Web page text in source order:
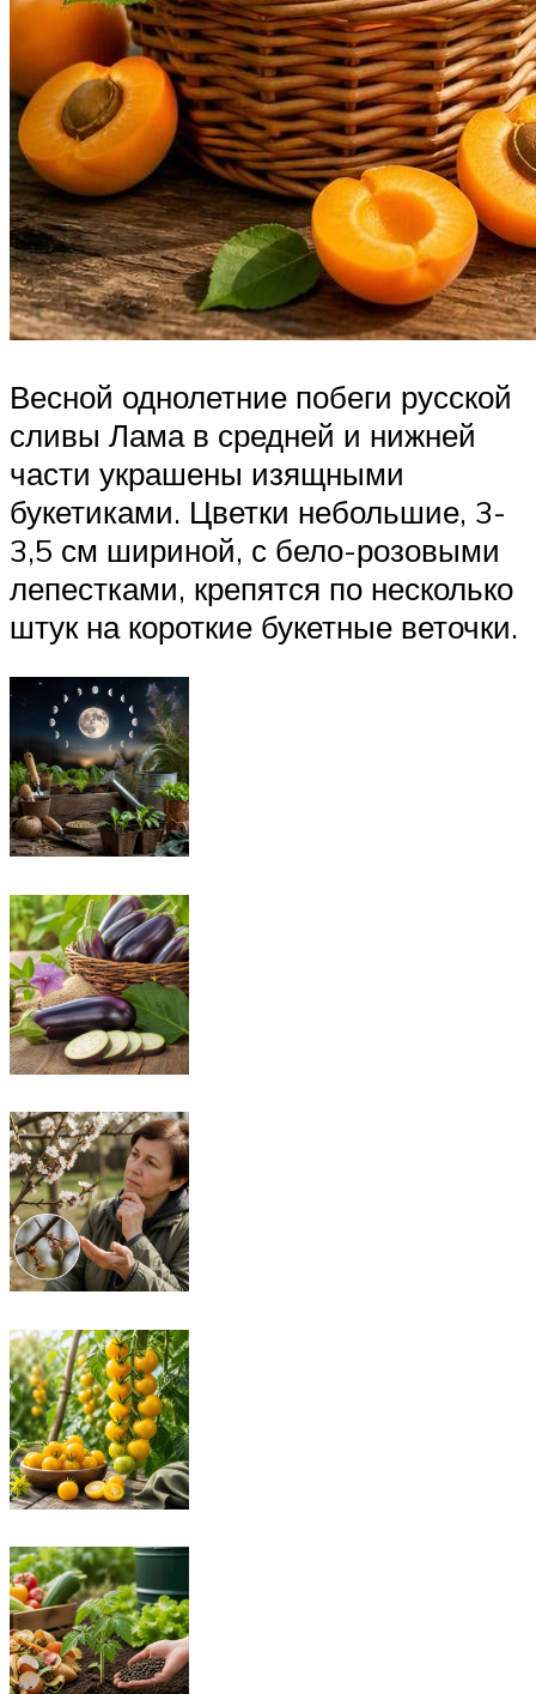
Весной однолетние побеги русской
сливы Лама в средней и нижней
части украшены изящными
букетиками. Цветки небольшие, 3-
3,5 см шириной, с бело-розовыми
лепестками, крепятся по несколько
штук на короткие букетные веточки.